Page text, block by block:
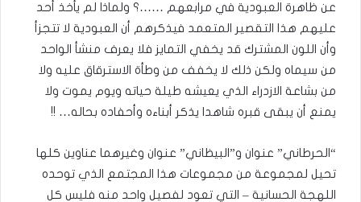
عن ظاهرة العبودية في مرابعهم ……؟ ولماذا لم يأخذ أحد
عليهم هذا التقصير المتعمد فيذكرهم أن العبودية لا تتجزأ
وأن اللون المشترك قد يخفي التمايز فلا يعرف منشأ الواحد
من سيماه ولكن ذلك لا يخفف من وطأة الاسترقاق عليه ولا
من بشاعة الازدراء الذي يعيشه طيلة حياته ويوم يموت ولا
يمنع أن يبقى قبره شاهدا يذكر أبناءه وأحفاده بحاله… !!
“الحرطاني” عنوان و”البيظاني” عنوان وغيرهما عناوين كلها
تحيل لمجموعة من مجموعات هذا المجتمع الذي توحده
اللهجة الحسانية – التي تعود لفصيل واحد منه فليس كل